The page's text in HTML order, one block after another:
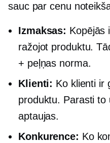
sauc par cenu
Izmaksas: Kopējās
ražojot produktu.
+ peļņas norma.
Klienti: Ko klienti ir
produktu. Parasti to
aptaujas.
Konkurence: Ko